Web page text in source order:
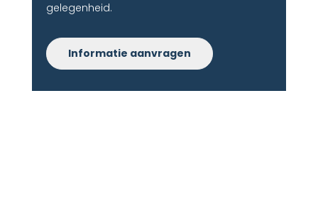
gelegenheid.
Informatie aanvragen